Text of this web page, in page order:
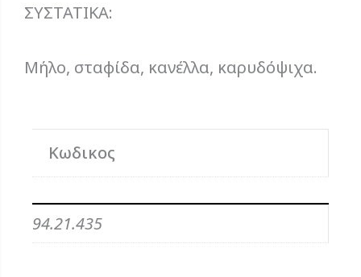
ΣΥΣΤΑΤΙΚΑ:
Mήλο, σταφίδα, κανέλλα, καρυδόψιχα.
Κωδικος
94.21.435